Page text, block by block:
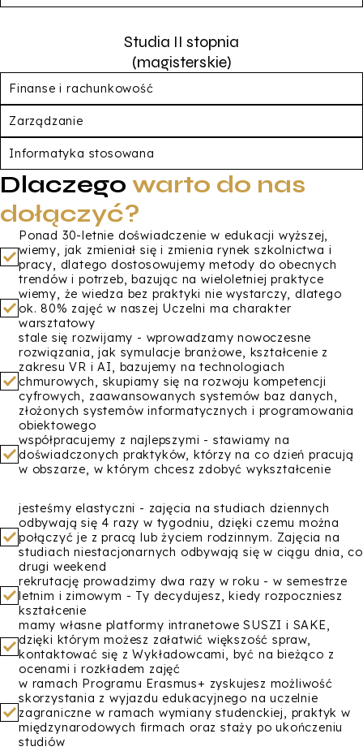
Studia II stopnia
(magisterskie)
Finanse i rachunkowość
Zarządzanie
Informatyka stosowana
Dlaczego warto do nas
dołączyć?
Ponad 30-letnie doświadczenie w edukacji wyższej,
wiemy, jak zmieniał się i zmienia rynek szkolnictwa i
pracy, dlatego dostosowujemy metody do obecnych
trendów i potrzeb, bazując na wieloletniej praktyce
wiemy, że wiedza bez praktyki nie wystarczy, dlatego
ok. 80% zajęć w naszej Uczelni ma charakter
warsztatowy
stale się rozwijamy - wprowadzamy nowoczesne
rozwiązania, jak symulacje branżowe, kształcenie z
zakresu VR i AI, bazujemy na technologiach
chmurowych, skupiamy się na rozwoju kompetencji
cyfrowych, zaawansowanych systemów baz danych,
złożonych systemów informatycznych i programowania
obiektowego
współpracujemy z najlepszymi - stawiamy na
doświadczonych praktyków, którzy na co dzień pracują
w obszarze, w którym chcesz zdobyć wykształcenie
jesteśmy elastyczni - zajęcia na studiach dziennych
odbywają się 4 razy w tygodniu, dzięki czemu można
połączyć je z pracą lub życiem rodzinnym. Zajęcia na
studiach niestacjonarnych odbywają się w ciągu dnia, co
drugi weekend
rekrutację prowadzimy dwa razy w roku - w semestrze
letnim i zimowym - Ty decydujesz, kiedy rozpoczniesz
kształcenie
mamy własne platformy intranetowe SUSZI i SAKE,
dzięki którym możesz załatwić większość spraw,
kontaktować się z Wykładowcami, być na bieżąco z
ocenami i rozkładem zajęć
w ramach Programu Erasmus+ zyskujesz możliwość
skorzystania z wyjazdu edukacyjnego na uczelnie
zagraniczne w ramach wymiany studenckiej, praktyk w
międzynarodowych firmach oraz staży po ukończeniu
studiów